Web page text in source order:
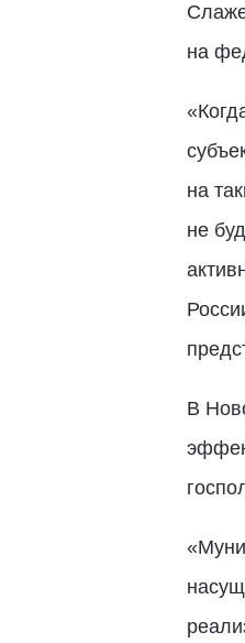
на
на
не
В